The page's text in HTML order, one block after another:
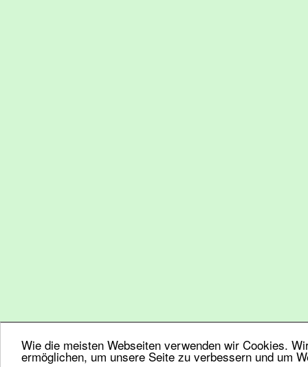
Wie die meisten Webseiten verwenden wir Cookies.
ermöglichen, um unsere Seite zu verbessern und um